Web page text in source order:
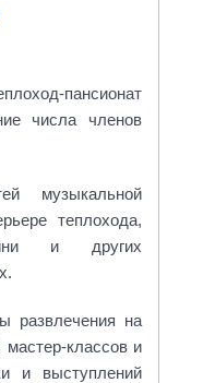
пансионат
числа членов
музыкальной
теплохода,
и других
развлечения на
мастер-классов и
и выступлений